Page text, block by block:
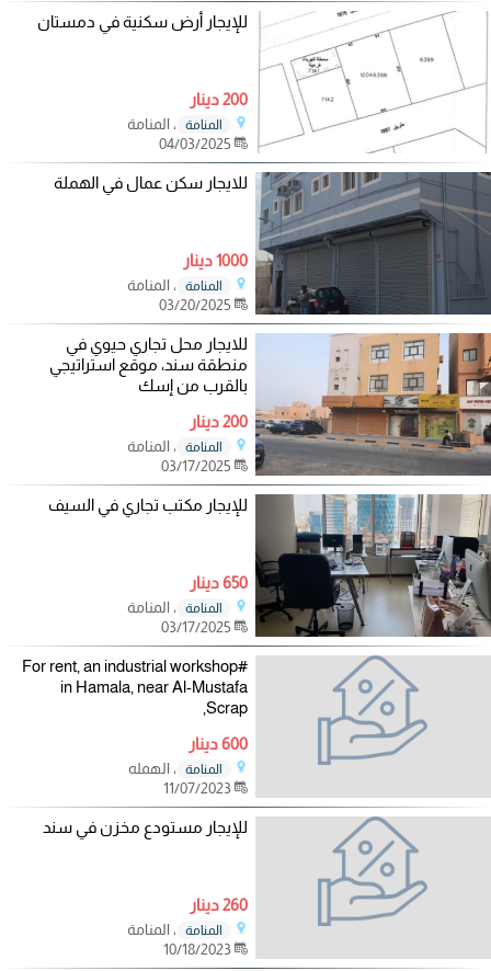
للإيجار أرض سكنية في دمستان
200 دينار
المنامة
، المنامة
للايجار سكن عمال في الهملة
1000 دينار
المنامة
، المنامة
للايجار محل تجاري حيوي في
منطقة سند، موقع استراتيجي
بالقرب من إسك
200 دينار
المنامة
، المنامة
للإيجار مكتب تجاري في السيف
650 دينار
المنامة
، المنامة
#For rent, an industrial workshop
in Hamala, near Al-Mustafa
Scrap,
600 دينار
المنامة
، الهمله
11/07/2023
للإيجار مستودع مخزن في سند
260 دينار
المنامة
، المنامة
10/18/2023